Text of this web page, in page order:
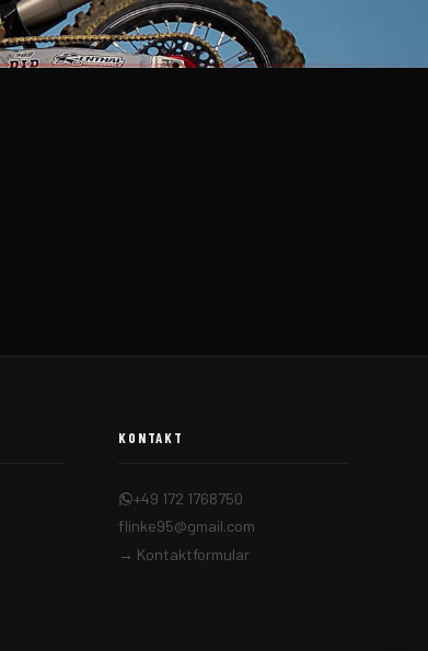
KONTAKT
+49 172 1768750
flinke95@gmail.com
→ Kontaktformular